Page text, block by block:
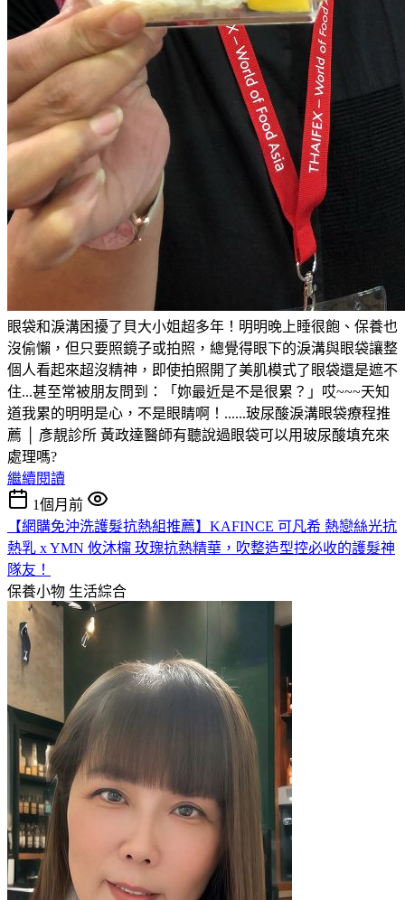
眼袋和淚溝困擾了貝大小姐超多年！明明晚上睡很飽、保養也
沒偷懶，但只要照鏡子或拍照，總覺得眼下的淚溝與眼袋讓整
個人看起來超沒精神，即使拍照開了美肌模式了眼袋還是遮不
住...甚至常被朋友問到：「妳最近是不是很累？」哎~~~天知
道我累的明明是心，不是眼睛啊！......玻尿酸淚溝眼袋療程推
薦 │ 彥靚診所 黃政達醫師有聽說過眼袋可以用玻尿酸填充來
處理嗎?
繼續閱讀
1個月前
【網購免沖洗護髮抗熱組推薦】KAFINCE 可凡希 熱戀絲光抗
熱乳 x YMN 攸沐橣 玫瑰抗熱精華，吹整造型控必收的護髮神
隊友！
保養小物 生活綜合